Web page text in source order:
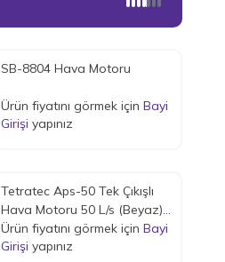
SB-8804 Hava Motoru
Ürün fiyatını görmek için Bayi
Girişi yapınız
Tetratec Aps-50 Tek Çıkışlı
Hava Motoru 50 L/s (Beyaz) 2
W
Ürün fiyatını görmek için Bayi
Girişi yapınız